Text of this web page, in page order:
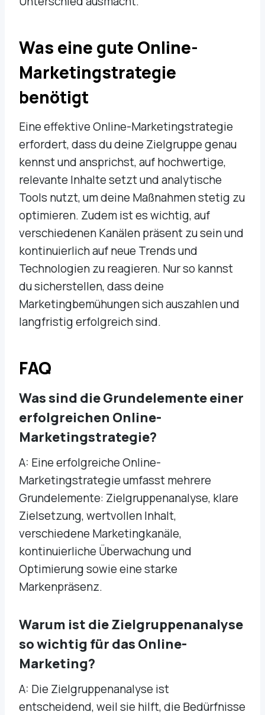
Was eine gute Online-
Marketingstrategie
benötigt
Eine effektive Online-Marketingstrategie
erfordert, dass du deine Zielgruppe genau
kennst und ansprichst, auf hochwertige,
relevante Inhalte setzt und analytische
Tools nutzt, um deine Maßnahmen stetig zu
optimieren. Zudem ist es wichtig, auf
verschiedenen Kanälen präsent zu sein und
kontinuierlich auf neue Trends und
Technologien zu reagieren. Nur so kannst
du sicherstellen, dass deine
Marketingbemühungen sich auszahlen und
langfristig erfolgreich sind.
FAQ
Was sind die Grundelemente einer
erfolgreichen Online-
Marketingstrategie?
A: Eine erfolgreiche Online-
Marketingstrategie umfasst mehrere
Grundelemente: Zielgruppenanalyse, klare
Zielsetzung, wertvollen Inhalt,
verschiedene Marketingkanäle,
kontinuierliche Überwachung und
Optimierung sowie eine starke
Markenpräsenz.
Warum ist die Zielgruppenanalyse
so wichtig für das Online-
Marketing?
A: Die Zielgruppenanalyse ist
entscheidend, weil sie hilft, die Bedürfnisse